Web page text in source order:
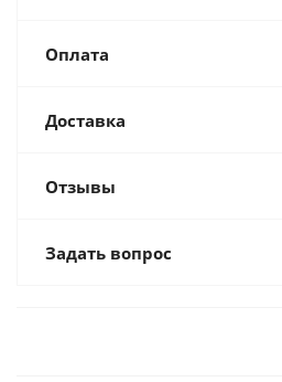
Оплата
Доставка
Отзывы
Задать вопрос